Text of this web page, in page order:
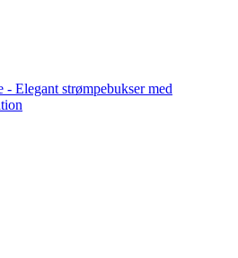
- Elegant strømpebukser med